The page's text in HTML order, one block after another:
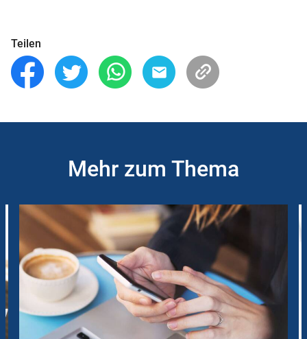
Teilen
Mehr zum Thema
Instructions